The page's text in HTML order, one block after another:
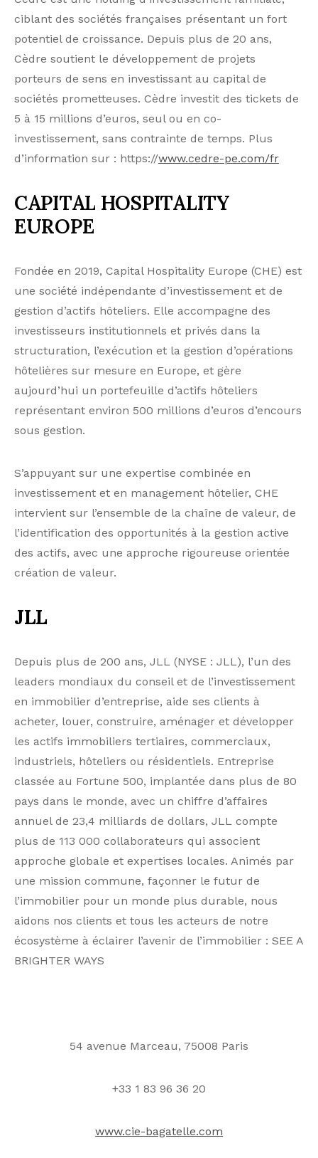
ciblant des sociétés françaises présentant un fort
potentiel de croissance. Depuis plus de 20 ans,
Cèdre soutient le développement de projets
porteurs de sens en investissant au capital de
sociétés prometteuses. Cèdre investit des tickets de
5 à 15 millions d’euros, seul ou en co-
investissement, sans contrainte de temps. Plus
d’information sur : https://www.cedre-pe.com/fr
CAPITAL HOSPITALITY
EUROPE
Fondée en 2019, Capital Hospitality Europe (CHE) est
une société indépendante d’investissement et de
gestion d’actifs hôteliers. Elle accompagne des
investisseurs institutionnels et privés dans la
structuration, l’exécution et la gestion d’opérations
hôtelières sur mesure en Europe, et gère
aujourd’hui un portefeuille d’actifs hôteliers
représentant environ 500 millions d’euros d’encours
sous gestion.
S’appuyant sur une expertise combinée en
investissement et en management hôtelier, CHE
intervient sur l’ensemble de la chaîne de valeur, de
l’identification des opportunités à la gestion active
des actifs, avec une approche rigoureuse orientée
création de valeur.
JLL
Depuis plus de 200 ans, JLL (NYSE : JLL), l’un des
leaders mondiaux du conseil et de l’investissement
en immobilier d’entreprise, aide ses clients à
acheter, louer, construire, aménager et développer
les actifs immobiliers tertiaires, commerciaux,
industriels, hôteliers ou résidentiels. Entreprise
classée au Fortune 500, implantée dans plus de 80
pays dans le monde, avec un chiffre d’affaires
annuel de 23,4 milliards de dollars, JLL compte
plus de 113 000 collaborateurs qui associent
approche globale et expertises locales. Animés par
une mission commune, façonner le futur de
l’immobilier pour un monde plus durable, nous
aidons nos clients et tous les acteurs de notre
écosystème à éclairer l’avenir de l’immobilier : SEE A
BRIGHTER WAYS
54 avenue Marceau, 75008 Paris
+33 1 83 96 36 20
www.cie-bagatelle.com